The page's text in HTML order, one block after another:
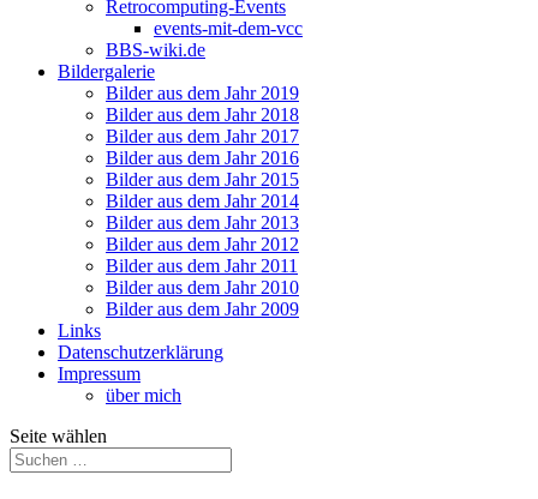
Retrocomputing-Events
events-mit-dem-vcc
BBS-wiki.de
Bildergalerie
Bilder aus dem Jahr 2019
Bilder aus dem Jahr 2018
Bilder aus dem Jahr 2017
Bilder aus dem Jahr 2016
Bilder aus dem Jahr 2015
Bilder aus dem Jahr 2014
Bilder aus dem Jahr 2013
Bilder aus dem Jahr 2012
Bilder aus dem Jahr 2011
Bilder aus dem Jahr 2010
Bilder aus dem Jahr 2009
Links
Datenschutzerklärung
Impressum
über mich
Seite wählen